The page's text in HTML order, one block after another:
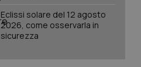
Eclissi solare del 12 agosto
2026, come osservarla in
sicurezza